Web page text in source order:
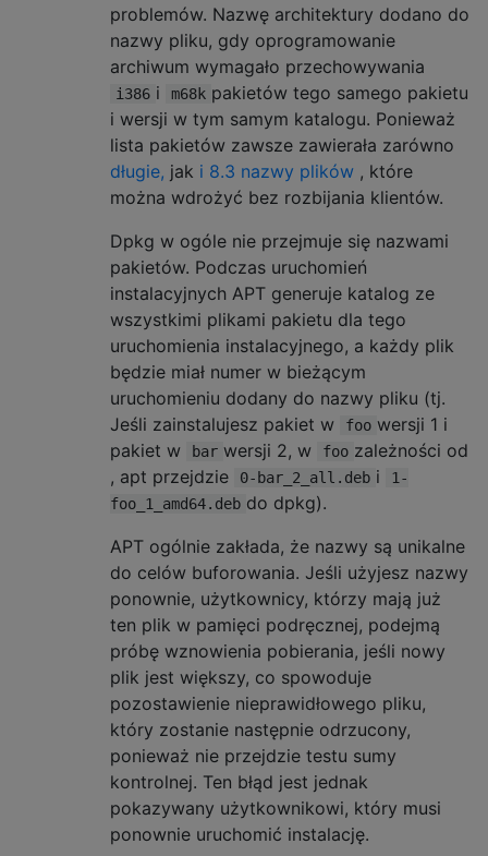
problemów. Nazwę architektury dodano do
nazwy pliku, gdy oprogramowanie
archiwum wymagało przechowywania
i386 i m68k pakietów tego samego pakietu
i wersji w tym samym katalogu. Ponieważ
lista pakietów zawsze zawierała zarówno
długie, jak i 8.3 nazwy plików , które
można wdrożyć bez rozbijania klientów.
Dpkg w ogóle nie przejmuje się nazwami
pakietów. Podczas uruchomień
instalacyjnych APT generuje katalog ze
wszystkimi plikami pakietu dla tego
uruchomienia instalacyjnego, a każdy plik
będzie miał numer w bieżącym
uruchomieniu dodany do nazwy pliku (tj.
Jeśli zainstalujesz pakiet w
foo wersji 1 i
pakiet w
bar wersji 2, w foo zależności od
, apt przejdzie
0-bar_2_all.deb i
1-
foo_1_amd64.deb do dpkg).
APT ogólnie zakłada, że ​​nazwy są unikalne
do celów buforowania. Jeśli użyjesz nazwy
ponownie, użytkownicy, którzy mają już
ten plik w pamięci podręcznej, podejmą
próbę wznowienia pobierania, jeśli nowy
plik jest większy, co spowoduje
pozostawienie nieprawidłowego pliku,
który zostanie następnie odrzucony,
ponieważ nie przejdzie testu sumy
kontrolnej. Ten błąd jest jednak
pokazywany użytkownikowi, który musi
ponownie uruchomić instalację.